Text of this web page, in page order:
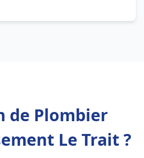
de Plombier
Le Trait ?